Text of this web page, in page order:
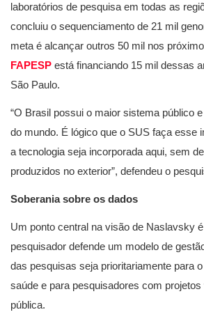
laboratórios de pesquisa em todas as
concluiu o sequenciamento de 21 mil
meta é alcançar outros 50 mil nos
FAPESP está financiando 15 mil dessas
São Paulo.
“O Brasil possui o maior sistema público
do mundo. É lógico que o SUS faça esse
a tecnologia seja incorporada aqui, sem
produzidos no exterior”, defendeu o
Soberania sobre os dados
Um ponto central na visão de Naslavsky
pesquisador defende um modelo de
das pesquisas seja prioritariamente para
saúde e para pesquisadores com
pública.